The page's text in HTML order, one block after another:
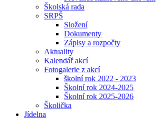
Školská rada
SRPŠ
Složení
Dokumenty
Zápisy a rozpočty
Aktuality
Kalendář akcí
Fotogalerie z akcí
školní rok 2022 - 2023
Školní rok 2024-2025
Školní rok 2025-2026
Školička
Jídelna